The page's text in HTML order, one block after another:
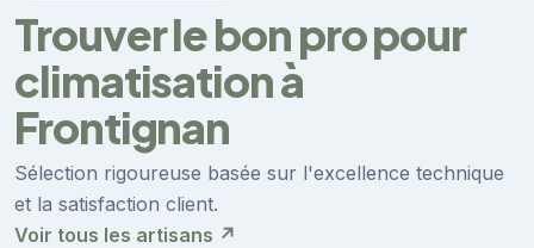
Trouver le bon pro pour
climatisation à
Frontignan
Sélection rigoureuse basée sur l'excellence technique
et la satisfaction client.
Voir tous les artisans ↗